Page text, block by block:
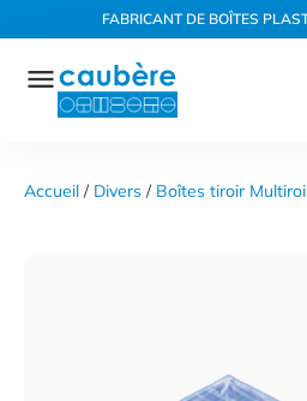
Panneau de gestion des cookies
au
contenu
FABRICANT DE BOÎTES
Accueil / Divers / Boîtes tiroir